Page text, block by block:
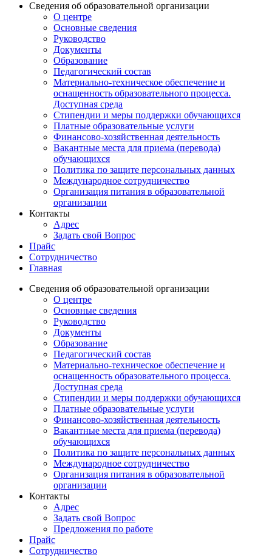
Сведения об образовательной организации
О центре
Основные сведения
Руководство
Документы
Образование
Педагогический состав
Материально-техническое обеспечение и
оснащенность образовательного процесса.
Доступная среда
Стипендии и меры поддержки обучающихся
Платные образовательные услуги
Финансово-хозяйственная деятельность
Вакантные места для приема (перевода)
обучающихся
Политика по защите персональных данных
Международное сотрудничество
Организация питания в образовательной
организации
Контакты
Адрес
Задать свой Вопрос
Прайс
Сотрудничество
Главная
Сведения об образовательной организации
О центре
Основные сведения
Руководство
Документы
Образование
Педагогический состав
Материально-техническое обеспечение и
оснащенность образовательного процесса.
Доступная среда
Стипендии и меры поддержки обучающихся
Платные образовательные услуги
Финансово-хозяйственная деятельность
Вакантные места для приема (перевода)
обучающихся
Политика по защите персональных данных
Международное сотрудничество
Организация питания в образовательной
организации
Контакты
Адрес
Задать свой Вопрос
Предложения по работе
Прайс
Сотрудничество